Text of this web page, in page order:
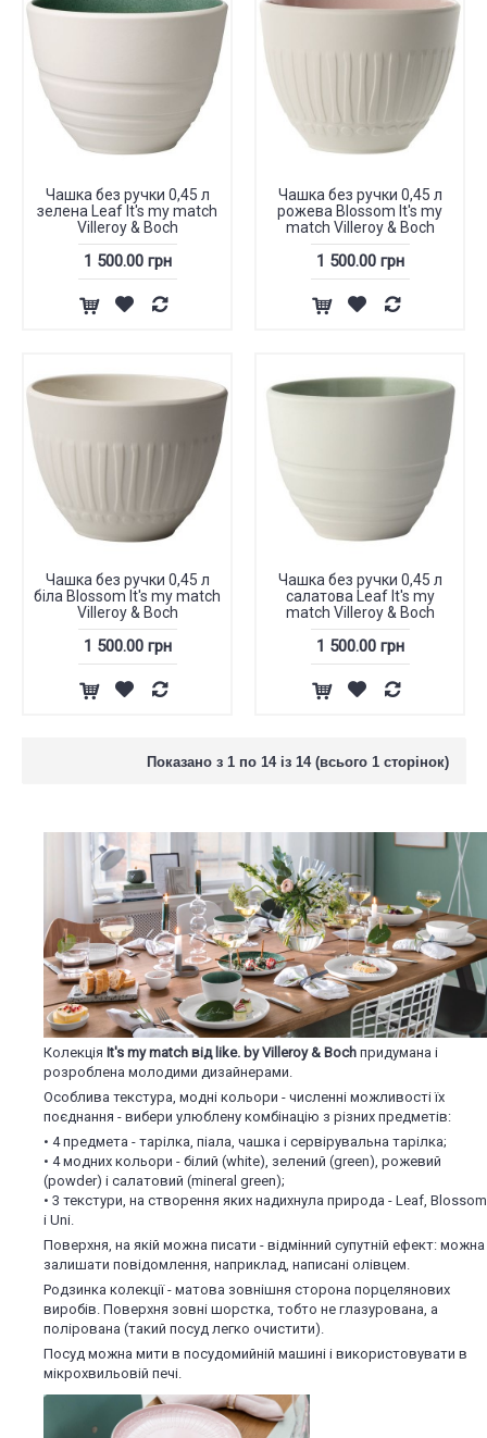
Чашка без ручки 0,45 л
зелена Leaf It's my match
Villeroy & Boch
1 500.00 грн
Чашка без ручки 0,45 л
рожева Blossom It's my
match Villeroy & Boch
1 500.00 грн
Чашка без ручки 0,45 л
біла Blossom It's my match
Villeroy & Boch
1 500.00 грн
Чашка без ручки 0,45 л
салатова Leaf It's my
match Villeroy & Boch
1 500.00 грн
Показано з 1 по 14 із 14 (всього 1 сторінок)
Колекція It's my match від like. byVilleroy & Boch придумана і
розроблена молодими дизайнерами.
Особлива текстура, модні кольори - численні можливості їх
поєднання - вибери улюблену комбінацію з різних предметів:
• 4 предмета - тарілка, піала, чашка і сервірувальна тарілка;
• 4 модних кольори - білий (white), зелений (green), рожевий
(powder) і салатовий (mineral green);
• 3 текстури, на створення яких надихнула природа - Leaf, Blossom
і Uni.
Поверхня, на якій можна писати - відмінний супутній ефект: можна
залишати повідомлення, наприклад, написані олівцем.
Родзинка колекції - матова зовнішня сторона порцелянових
виробів. Поверхня зовні шорстка, тобто не глазурована, а
полірована (такий посуд легко очистити).
Посуд можна мити в посудомийній машині і використовувати в
мікрохвильовій печі.